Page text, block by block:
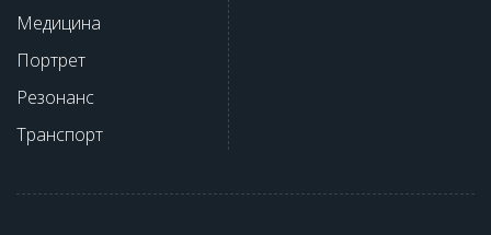
Медицина
Портрет
Резонанс
Транспорт